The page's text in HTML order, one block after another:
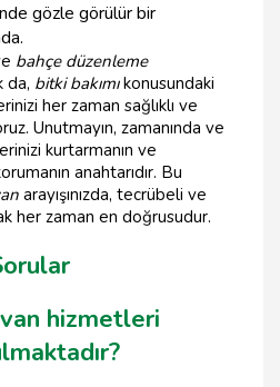
gözle görülür bir
bahçe düzenleme
da, bitki bakımıkonusundaki
her zaman sağlıklı ve
Unutmayın, zamanında ve
kurtarmanın ve
anahtarıdır. Bu
arayışınızda, tecrübeli ve
her zaman en doğrusudur.
hizmetleri